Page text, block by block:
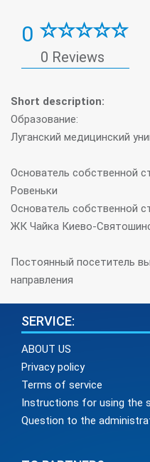
0
0 Reviews
Short description:
Образование:
Луганский медицинский
Основатель собственной
Ровеньки
Основатель собственной
ЖК Чайка Киево-
Постоянный посетитель
направления
SERVICE:
ABOUT US
Privacy policy
Terms of service
Instructions for using the
Question to the